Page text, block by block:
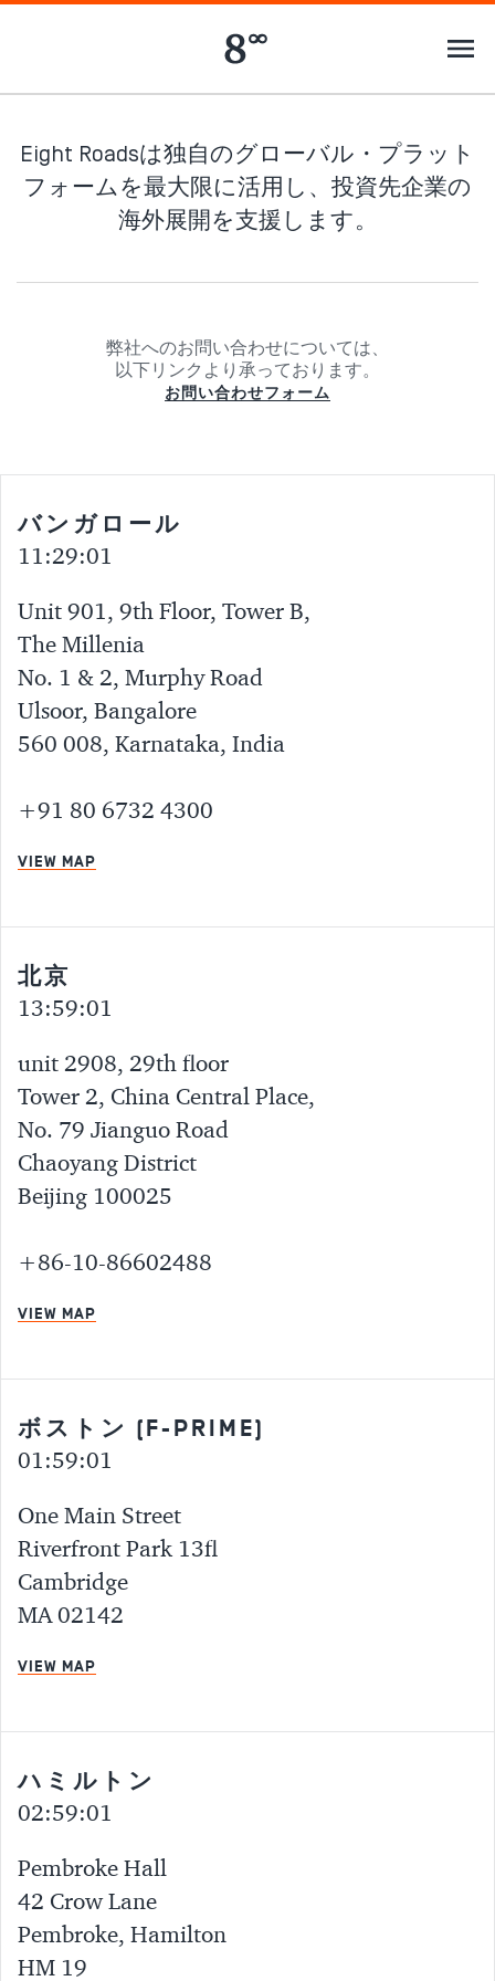
Eight Roadsは独自のグローバル・プラット
フォームを最大限に活用し、投資先企業の
海外展開を支援します。
弊社へのお問い合わせについては、
以下リンクより承っております。
お問い合わせフォーム
バンガロール
11:29:01
Unit 901, 9th Floor, Tower B,
The Millenia
No. 1 & 2, Murphy Road
Ulsoor, Bangalore
560 008, Karnataka, India
+91 80 6732 4300
VIEW MAP
北京
13:59:01
unit 2908, 29th floor
Tower 2, China Central Place,
No. 79 Jianguo Road
Chaoyang District
Beijing 100025
+86-10-86602488
VIEW MAP
ボストン (F-PRIME)
01:59:01
One Main Street
Riverfront Park 13fl
Cambridge
MA 02142
VIEW MAP
ハミルトン
02:59:01
Pembroke Hall
42 Crow Lane
Pembroke, Hamilton
HM 19